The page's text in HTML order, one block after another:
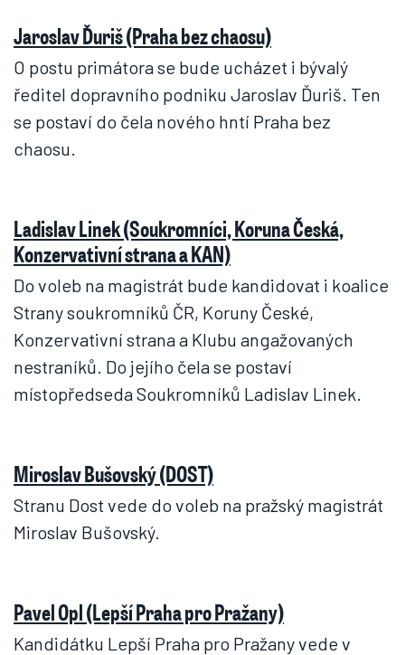
Jaroslav Ďuriš (Praha bez chaosu)
O postu primátora se bude ucházet i bývalý
ředitel dopravního podniku Jaroslav Ďuriš. Ten
se postaví do čela nového hntí Praha bez
chaosu.
Ladislav Linek (Soukromníci, Koruna Česká,
Konzervativní strana a KAN)
Do voleb na magistrát bude kandidovat i koalice
Strany soukromníků ČR, Koruny České,
Konzervativní strana a Klubu angažovaných
nestraníků. Do jejího čela se postaví
místopředseda Soukromníků Ladislav Linek.
Miroslav Bušovský (DOST)
Stranu Dost vede do voleb na pražský magistrát
Miroslav Bušovský.
Pavel Opl (Lepší Praha pro Pražany)
Kandidátku Lepší Praha pro Pražany vede v